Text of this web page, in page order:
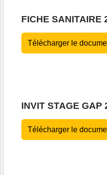
FICHE SANITAIRE
Télécharger le
INVIT STAGE GAP
Télécharger le